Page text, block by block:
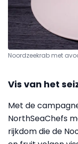
Noordzeekrab met
Vis van het
Met de
NorthSeaChefs
rijkdom die de